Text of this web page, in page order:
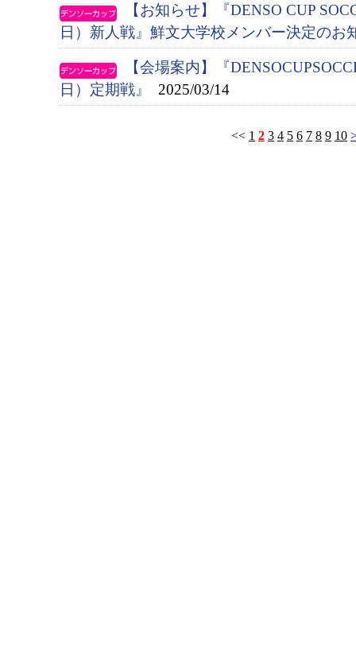
【お知らせ】『DENSO CUP
日）新人戦』鮮文大学校メンバー決定のお
【会場案内】『
日）定期戦』
2025/03/14
<< 1 2 3 4 5 6 7 8 9 10